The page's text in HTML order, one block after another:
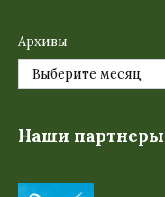
Архивы
Наши партнеры